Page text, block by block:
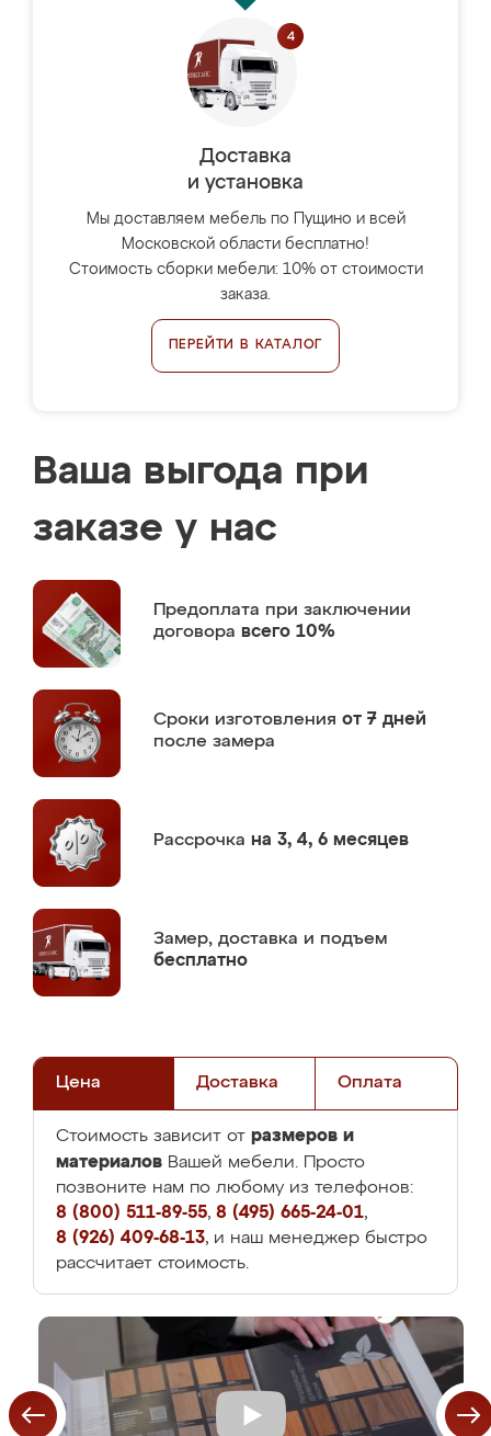
Доставка
и установка
Мы доставляем мебель по Пущино и всей
Московской области бесплатно!
Стоимость сборки мебели: 10% от стоимости
заказа.
ПЕРЕЙТИ В КАТАЛОГ
Ваша выгода при
заказе у нас
Предоплата при заключении
договора всего 10%
Сроки изготовления от 7 дней
после замера
Рассрочка на 3, 4, 6 месяцев
Замер, доставка и подъем
бесплатно
Цена Доставка Оплата
Стоимость зависит от размеров и
материалов Вашей мебели. Просто
позвоните нам по любому из телефонов:
8 (800) 511-89-55, 8 (495) 665-24-01,
8 (926) 409-68-13, и наш менеджер быстро
рассчитает стоимость.